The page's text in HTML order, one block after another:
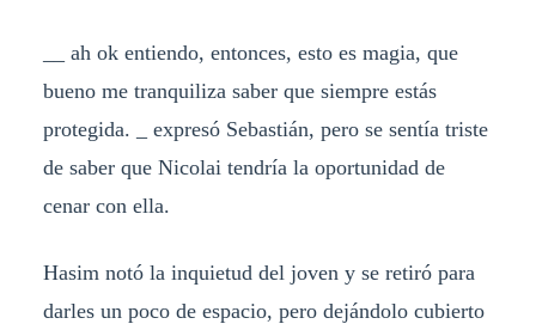
__ ah ok entiendo, entonces, esto es magia, que
bueno me tranquiliza saber que siempre estás
protegida. _ expresó Sebastián, pero se sentía triste
de saber que Nicolai tendría la oportunidad de
cenar con ella.
Hasim notó la inquietud del joven y se retiró para
darles un poco de espacio, pero dejándolo cubierto